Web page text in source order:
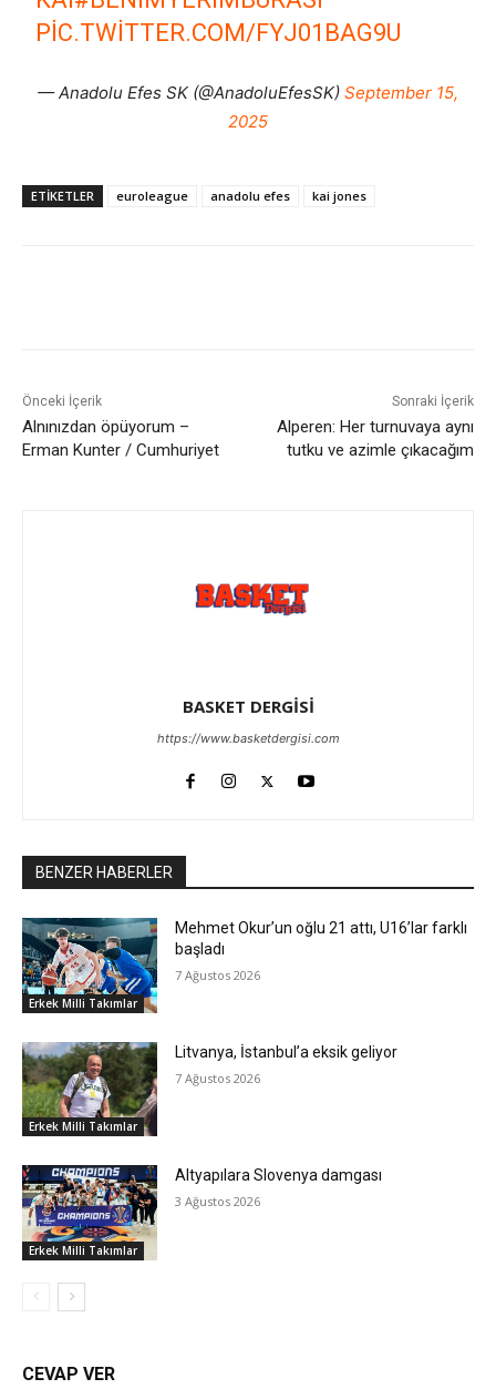
PIC.TWITTER.COM/FYJ01BAG9U
— Anadolu Efes SK (@AnadoluEfesSK) September 15,
2025
ETIKETLER euroleague anadolu efes kai jones
Önceki İçerik
Alnınızdan öpüyorum –
Erman Kunter / Cumhuriyet
Sonraki İçerik
Alperen: Her turnuvaya aynı
tutku ve azimle çıkacağım
BASKET DERGİSİ
https://www.basketdergisi.com
BENZER HABERLER
Erkek Milli Takımlar
Mehmet Okur’un oğlu 21 attı, U16’lar farklı
başladı
7 Ağustos 2026
Erkek Milli Takımlar
Litvanya, İstanbul’a eksik geliyor
7 Ağustos 2026
Erkek Milli Takımlar
Altyapılara Slovenya damgası
3 Ağustos 2026
CEVAP VER